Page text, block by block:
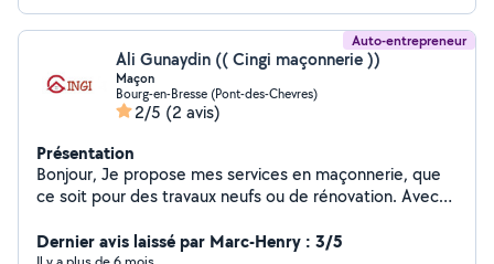
Auto-entrepreneur
Ali Gunaydin (( Cingi maçonnerie ))
Maçon
Bourg-en-Bresse (Pont-des-Chevres)
2/5 (2 avis)
Présentation
Bonjour, Je propose mes services en maçonnerie, que
ce soit pour des travaux neufs ou de rénovation. Avec
qualité et soigné. N'hésitez pas à me contacter pour un
Dernier avis laissé par Marc-Henry : 3/5